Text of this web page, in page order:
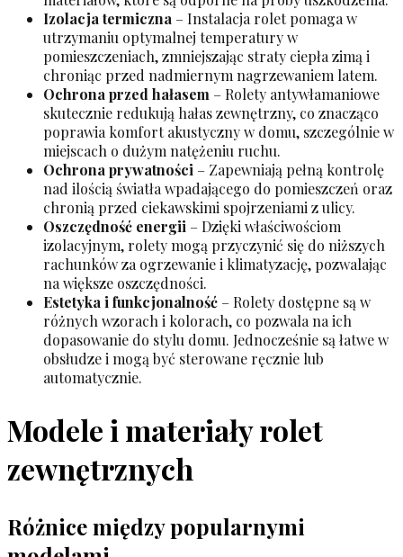
Izolacja termiczna – Instalacja rolet pomaga w
utrzymaniu optymalnej temperatury w
pomieszczeniach, zmniejszając straty ciepła zimą i
chroniąc przed nadmiernym nagrzewaniem latem.
Ochrona przed hałasem – Rolety antywłamaniowe
skutecznie redukują hałas zewnętrzny, co znacząco
poprawia komfort akustyczny w domu, szczególnie w
miejscach o dużym natężeniu ruchu.
Ochrona prywatności – Zapewniają pełną kontrolę
nad ilością światła wpadającego do pomieszczeń oraz
chronią przed ciekawskimi spojrzeniami z ulicy.
Oszczędność energii – Dzięki właściwościom
izolacyjnym, rolety mogą przyczynić się do niższych
rachunków za ogrzewanie i klimatyzację, pozwalając
na większe oszczędności.
Estetyka i funkcjonalność – Rolety dostępne są w
różnych wzorach i kolorach, co pozwala na ich
dopasowanie do stylu domu. Jednocześnie są łatwe w
obsłudze i mogą być sterowane ręcznie lub
automatycznie.
Modele i materiały rolet
zewnętrznych
Różnice między popularnymi